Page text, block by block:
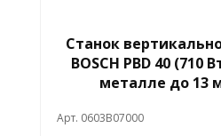
Станок
BOSCH PBD 40 (710
металле до 13
Арт. 0603B07000